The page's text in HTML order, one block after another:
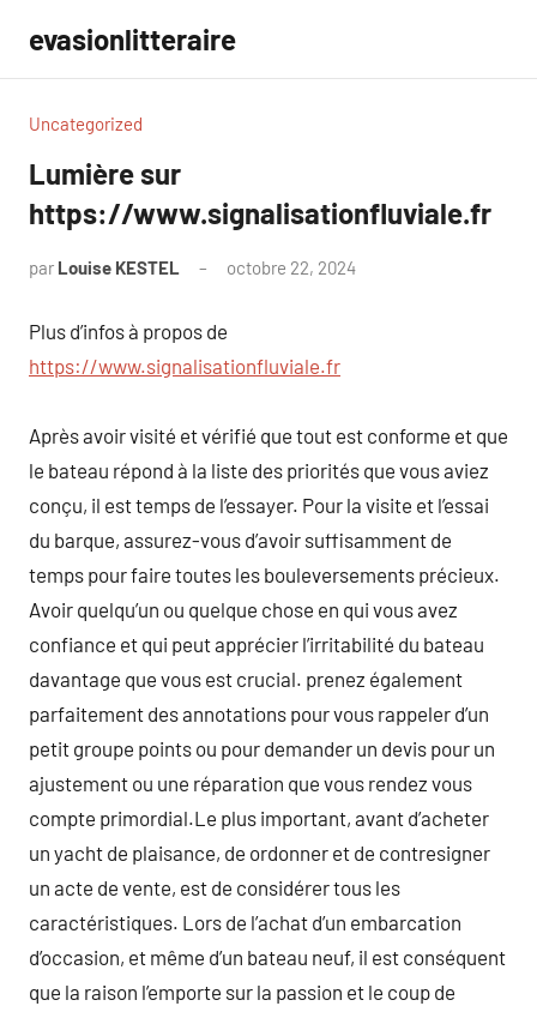
contenu
evasionlitteraire
Uncategorized
Lumière sur
https://www.signalisationfluviale.fr
par Louise KESTEL octobre 22, 2024
Plus d’infos à propos de
https://www.signalisationfluviale.fr
Après avoir visité et vérifié que tout est conforme et que
le bateau répond à la liste des priorités que vous aviez
conçu, il est temps de l’essayer. Pour la visite et l’essai
du barque, assurez-vous d’avoir suffisamment de
temps pour faire toutes les bouleversements précieux.
Avoir quelqu’un ou quelque chose en qui vous avez
confiance et qui peut apprécier l’irritabilité du bateau
davantage que vous est crucial. prenez également
parfaitement des annotations pour vous rappeler d’un
petit groupe points ou pour demander un devis pour un
ajustement ou une réparation que vous rendez vous
compte primordial.Le plus important, avant d’acheter
un yacht de plaisance, de ordonner et de contresigner
un acte de vente, est de considérer tous les
caractéristiques. Lors de l’achat d’un embarcation
d’occasion, et même d’un bateau neuf, il est conséquent
que la raison l’emporte sur la passion et le coup de